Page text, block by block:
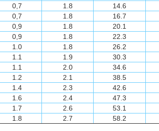
0,7 1.8 14.6
0,7 1.8 16.7
0,9 1.8 20.1
0,9 1.8 22.3
1.0 1.8 26.2
1.1 1.9 30.3
1.1 2.0 34.6
1.2 2.1 38.5
1.4 2.3 42.6
1.6 2.4 47.3
1.7 2.6 53.1
1.8 2.7 58.2